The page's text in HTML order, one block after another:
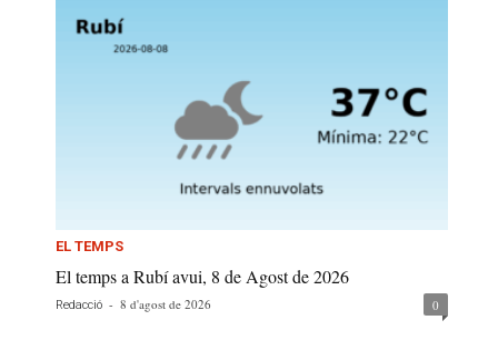
EL TEMPS
El temps a Rubí avui, 8 de Agost de 2026
Redacció - 8 d'agost de 2026 0